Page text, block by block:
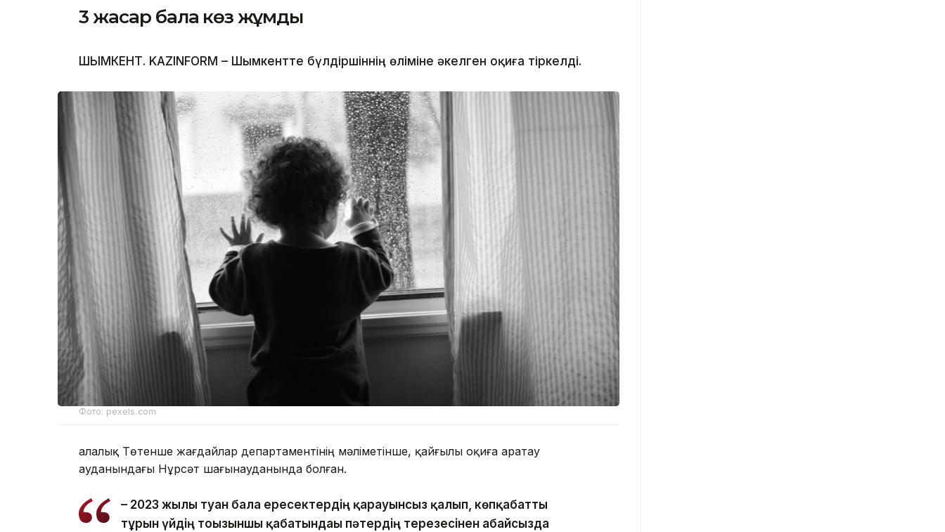
3 жасар бала көз жұмды
ШЫМКЕНТ. KAZINFORM – Шымкентте бүлдіршіннің өліміне әкелген оқиға тіркелді.
Фото: pexels.com
Қалалық Төтенше жағдайлар департаментінің мәліметінше, қайғылы оқиға Қаратау
ауданындағы Нұрсәт шағынауданында болған.
– 2023 жылы туған бала ересектердің қарауынсыз қалып, көпқабатты
тұрғын үйдің тоғызыншы қабатындағы пәтердің терезесінен абайсызда